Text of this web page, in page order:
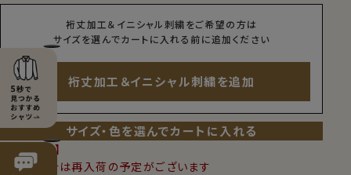
裄丈加工＆イニシャル刺繍をご希望の方は
サイズを選んでカートに入れる前に追加ください
裄丈加工＆イニシャル刺繍を追加
サイズ・色を選んでカートに入れる
【定番商品】
完売の場合は再入荷の予定がございます